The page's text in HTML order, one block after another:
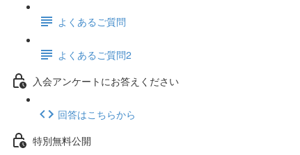
よくあるご質問
よくあるご質問2
入会アンケートにお答えください
回答はこちらから
特別無料公開